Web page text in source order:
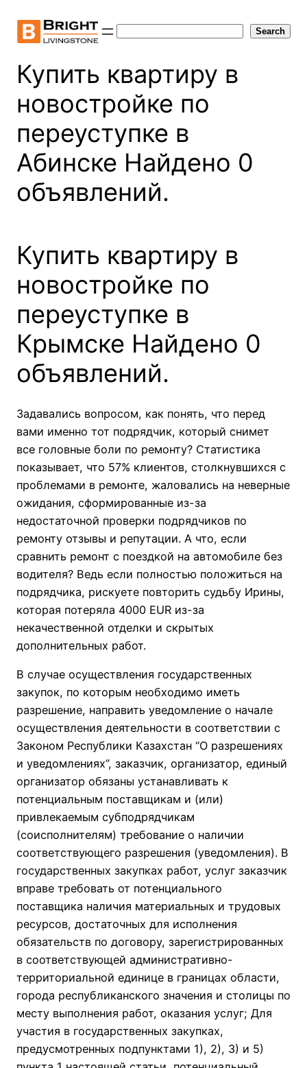
content
Search
Купить квартиру в
новостройке по
переуступке в
Абинске Найдено 0
объявлений.
Купить квартиру в
новостройке по
переуступке в
Крымске Найдено 0
объявлений.
Задавались вопросом, как понять, что перед
вами именно тот подрядчик, который снимет
все головные боли по ремонту? Статистика
показывает, что 57% клиентов, столкнувшихся с
проблемами в ремонте, жаловались на неверные
ожидания, сформированные из-за
недостаточной проверки подрядчиков по
ремонту отзывы и репутации. А что, если
сравнить ремонт с поездкой на автомобиле без
водителя? Ведь если полностью положиться на
подрядчика, рискуете повторить судьбу Ирины,
которая потеряла 4000 EUR из-за
некачественной отделки и скрытых
дополнительных работ.
В случае осуществления государственных
закупок, по которым необходимо иметь
разрешение, направить уведомление о начале
осуществления деятельности в соответствии с
Законом Республики Казахстан “О разрешениях
и уведомлениях”, заказчик, организатор, единый
организатор обязаны устанавливать к
потенциальным поставщикам и (или)
привлекаемым субподрядчикам
(соисполнителям) требование о наличии
соответствующего разрешения (уведомления). В
государственных закупках работ, услуг заказчик
вправе требовать от потенциального
поставщика наличия материальных и трудовых
ресурсов, достаточных для исполнения
обязательств по договору, зарегистрированных
в соответствующей административно-
территориальной единице в границах области,
города республиканского значения и столицы по
месту выполнения работ, оказания услуг; Для
участия в государственных закупках,
предусмотренных подпунктами 1), 2), 3) и 5)